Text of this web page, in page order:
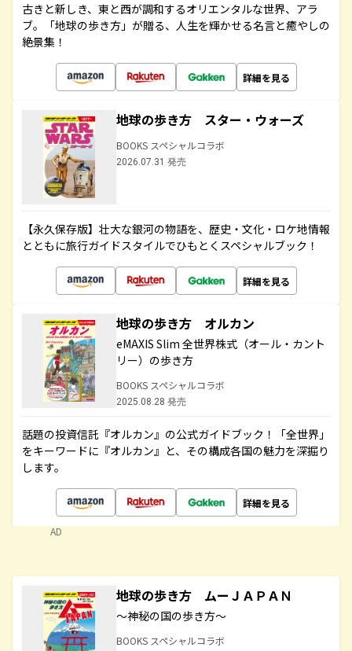
古きと新しき、東と西が調和するオリエンタルな世界、アラ
ブ。「地球の歩き方」が贈る、人生を輝かせる名言と癒やしの
絶景集！
詳細を見る
地球の歩き方 スター・ウォーズ
BOOKS スペシャルコラボ
2026.07.31 発売
【永久保存版】壮大な銀河の物語を、歴史・文化・ロケ地情報
とともに旅行ガイドスタイルでひもとくスペシャルブック！
詳細を見る
地球の歩き方 オルカン
eMAXIS Slim 全世界株式（オール・カント
リー）の歩き方
BOOKS スペシャルコラボ
2025.08.28 発売
話題の投資信託『オルカン』の公式ガイドブック！「全世界」
をキーワードに『オルカン』と、その構成各国の魅力を深掘り
します。
詳細を見る
AD
地球の歩き方 ムーＪＡＰＡＮ
～神秘の国の歩き方～
BOOKS スペシャルコラボ